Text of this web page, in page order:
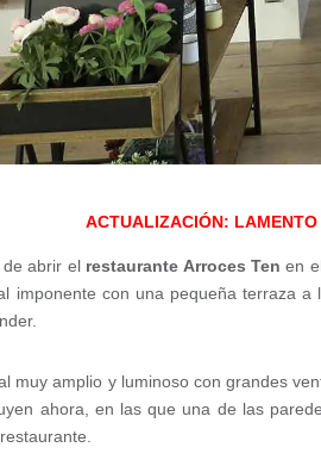
ACTUALIZACIÓN: LAMENTO
de abrir el restaurante Arroces Ten en
imponente con una pequeña terraza
muy amplio y luminoso con grandes
ahora, en las que una de las